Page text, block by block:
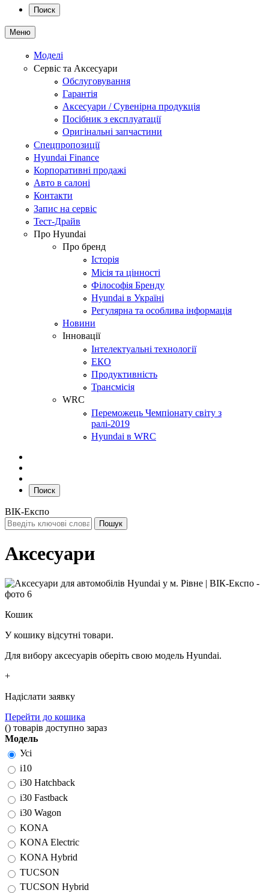
Поиск
Меню
Моделі
Сервіс та Аксесуари
Обслуговування
Гарантія
Аксесуари / Сувенірна продукція
Посібник з експлуатації
Оригінальні запчастини
Спецпропозиції
Hyundai Finance
Корпоративні продажі
Авто в салоні
Контакти
Запис на сервіс
Тест-Драйв
Про Hyundai
Про бренд
Історія
Місія та цінності
Філософія Бренду
Hyundai в Україні
Регулярна та особлива інформація
Новини
Інновації
Інтелектуальні технології
ЕКО
Продуктивність
Трансмісія
WRC
Переможець Чемпіонату світу з
ралі-2019
Hyundai в WRC
Поиск
ВІК-Експо
Аксесуари
Кошик
У кошику відсутні товари.
Для вибору аксесуарів оберіть свою модель Hyundai.
+
Надіслати заявку
Перейти до кошика
() товарів доступно зараз
Модель
Усі
i10
i30 Hatchback
i30 Fastback
i30 Wagon
KONA
KONA Electric
KONA Hybrid
TUCSON
TUCSON Hybrid